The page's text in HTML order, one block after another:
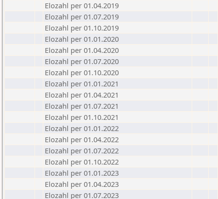
Elozahl per 01.04.2019
Elozahl per 01.07.2019
Elozahl per 01.10.2019
Elozahl per 01.01.2020
Elozahl per 01.04.2020
Elozahl per 01.07.2020
Elozahl per 01.10.2020
Elozahl per 01.01.2021
Elozahl per 01.04.2021
Elozahl per 01.07.2021
Elozahl per 01.10.2021
Elozahl per 01.01.2022
Elozahl per 01.04.2022
Elozahl per 01.07.2022
Elozahl per 01.10.2022
Elozahl per 01.01.2023
Elozahl per 01.04.2023
Elozahl per 01.07.2023